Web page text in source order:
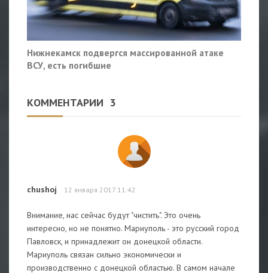
Нижнекамск подвергся массированной атаке
ВСУ, есть погибшие
КОММЕНТАРИИ 3
chushoj 12 января 2017 11:42
Внимание, нас сейчас будут "чистить". Это очень
интересно, но не понятно. Мариуполь - это русский город
Павловск, и принадлежит он донецкой области.
Мариуполь связан сильно экономически и
производственно с донецкой областью. В самом начале